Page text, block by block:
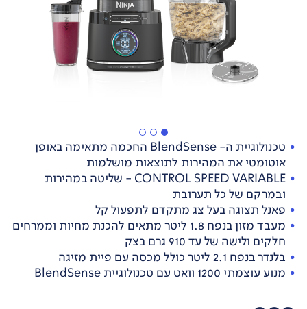
טכנולוגיית ה- BlendSense החכמה מתאימה באופן
אוטומטי את המהירות לתוצאות מושלמות
CONTROL SPEED VARIABLE - שליטה במהירות
ובמרקם של כל תערובת
פאנל תצוגה בעל צג מתקדם לתפעול קל
מעבד מזון בנפח 1.8 ליטר מתאים להכנת מחיות וממרחים
חלקים ולישה של עד 910 גרם בצק
בלנדר בנפח 2.1 ליטר כולל מכסה עם פיית מזיגה
מנוע עוצמתי 1200 וואט עם טכנולוגיית BlendSense